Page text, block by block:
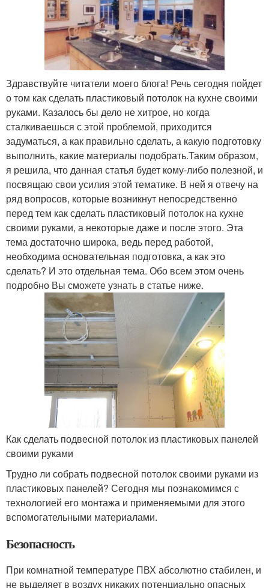
Здравствуйте читатели моего блога! Речь сегодня пойдет
о том как сделать пластиковый потолок на кухне своими
руками. Казалось бы дело не хитрое, но когда
сталкиваешься с этой проблемой, приходится
задуматься, а как правильно сделать, а какую подготовку
выполнить, какие материалы подобрать.Таким образом,
я решила, что данная статья будет кому-либо полезной, и
посвящаю свои усилия этой тематике. В ней я отвечу на
ряд вопросов, которые возникнут непосредственно
перед тем как сделать пластиковый потолок на кухне
своими руками, а некоторые даже и после этого. Эта
тема достаточно широка, ведь перед работой,
необходима основательная подготовка, а как это
сделать? И это отдельная тема. Обо всем этом очень
подробно Вы сможете узнать в статье ниже.
Как сделать подвесной потолок из пластиковых панелей
своими руками
Трудно ли собрать подвесной потолок своими руками из
пластиковых панелей? Сегодня мы познакомимся с
технологией его монтажа и применяемыми для этого
вспомогательными материалами.
Безопасность
При комнатной температуре ПВХ абсолютно стабилен, и
не выделяет в воздух никаких потенциально опасных